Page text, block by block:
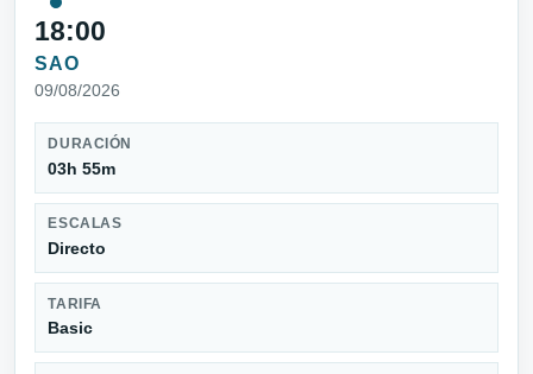
18:00
SAO
09/08/2026
DURACIÓN
03h 55m
ESCALAS
Directo
TARIFA
Basic